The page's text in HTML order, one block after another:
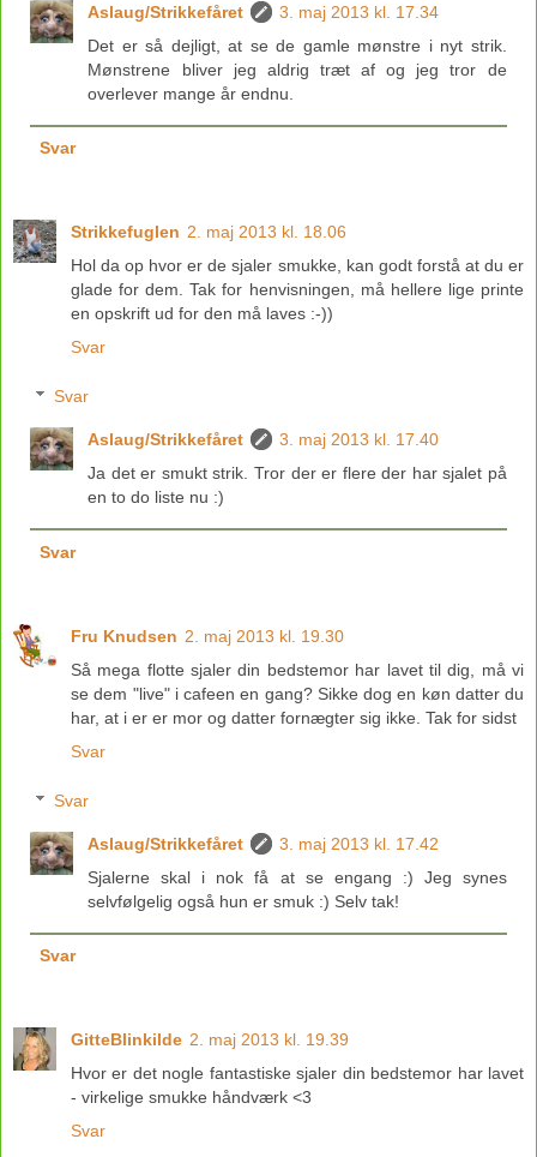
Aslaug/Strikkefåret
3. maj 2013 kl. 17.34
Det er så dejligt, at se de gamle mønstre i nyt strik.
Mønstrene bliver jeg aldrig træt af og jeg tror de
overlever mange år endnu.
Svar
Strikkefuglen 2. maj 2013 kl. 18.06
Hol da op hvor er de sjaler smukke, kan godt forstå at du er
glade for dem. Tak for henvisningen, må hellere lige printe
en opskrift ud for den må laves :-))
Svar
Svar
Aslaug/Strikkefåret
3. maj 2013 kl. 17.40
Ja det er smukt strik. Tror der er flere der har sjalet på
en to do liste nu :)
Svar
Fru Knudsen 2. maj 2013 kl. 19.30
Så mega flotte sjaler din bedstemor har lavet til dig, må vi
se dem "live" i cafeen en gang? Sikke dog en køn datter du
har, at i er er mor og datter fornægter sig ikke. Tak for sidst
Svar
Svar
Aslaug/Strikkefåret
3. maj 2013 kl. 17.42
Sjalerne skal i nok få at se engang :) Jeg synes
selvfølgelig også hun er smuk :) Selv tak!
Svar
GitteBlinkilde 2. maj 2013 kl. 19.39
Hvor er det nogle fantastiske sjaler din bedstemor har lavet
- virkelige smukke håndværk <3
Svar